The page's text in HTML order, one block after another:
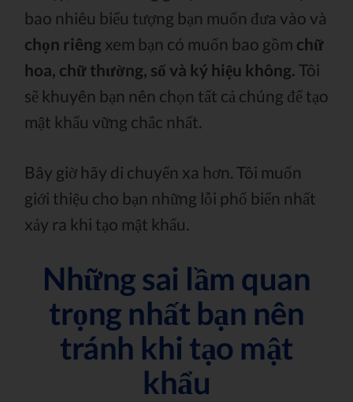
bao nhiêu biểu tượng bạn muốn đưa vào và
chọn riêng xem bạn có muốn bao gồm chữ
hoa, chữ thường, số và ký hiệu không. Tôi
sẽ khuyên bạn nên chọn tất cả chúng để tạo
mật khẩu vững chắc nhất.
Bây giờ hãy di chuyển xa hơn. Tôi muốn
giới thiệu cho bạn những lỗi phổ biến nhất
xảy ra khi tạo mật khẩu.
Những sai lầm quan
trọng nhất bạn nên
tránh khi tạo mật
khẩu